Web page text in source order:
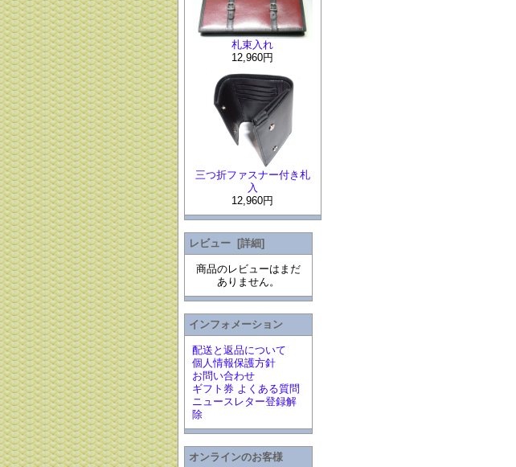
札束入れ
12,960円
三つ折ファスナー付き札
入
12,960円
レビュー [詳細]
商品のレビューはまだ
ありません。
インフォメーション
配送と返品について
個人情報保護方針
お問い合わせ
ギフト券 よくある質問
ニュースレター登録解
除
オンラインのお客様